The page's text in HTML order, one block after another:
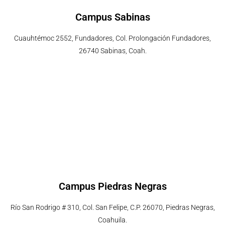
Campus Sabinas
Cuauhtémoc 2552, Fundadores, Col. Prolongación Fundadores,
26740 Sabinas, Coah.
Campus Piedras Negras
Río San Rodrigo # 310, Col. San Felipe, C.P. 26070, Piedras Negras,
Coahuila.